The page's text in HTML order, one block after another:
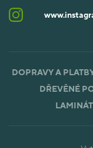
DOPRAVY A
DŘEVĚNÉ